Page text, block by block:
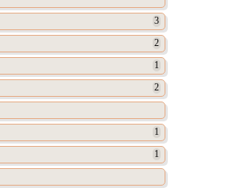
3
2
1
2
1
1